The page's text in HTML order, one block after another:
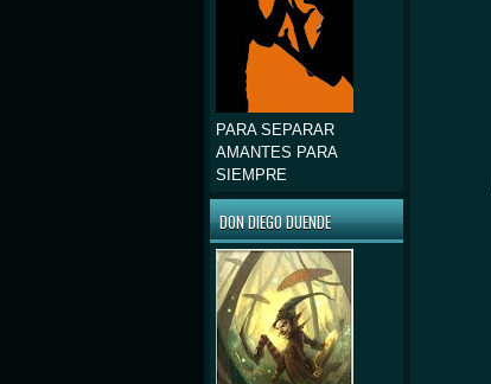
PARA SEPARAR
AMANTES PARA
SIEMPRE
DON DIEGO DUENDE